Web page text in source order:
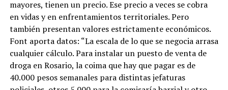
mayores, tienen un precio. Ese precio a veces se cobra
en vidas y en enfrentamientos territoriales. Pero
también presentan valores estrictamente económicos.
Font aporta datos: “La escala de lo que se negocia arrasa
cualquier cálculo. Para instalar un puesto de venta de
droga en Rosario, la coima que hay que pagar es de
40.000 pesos semanales para distintas jefaturas